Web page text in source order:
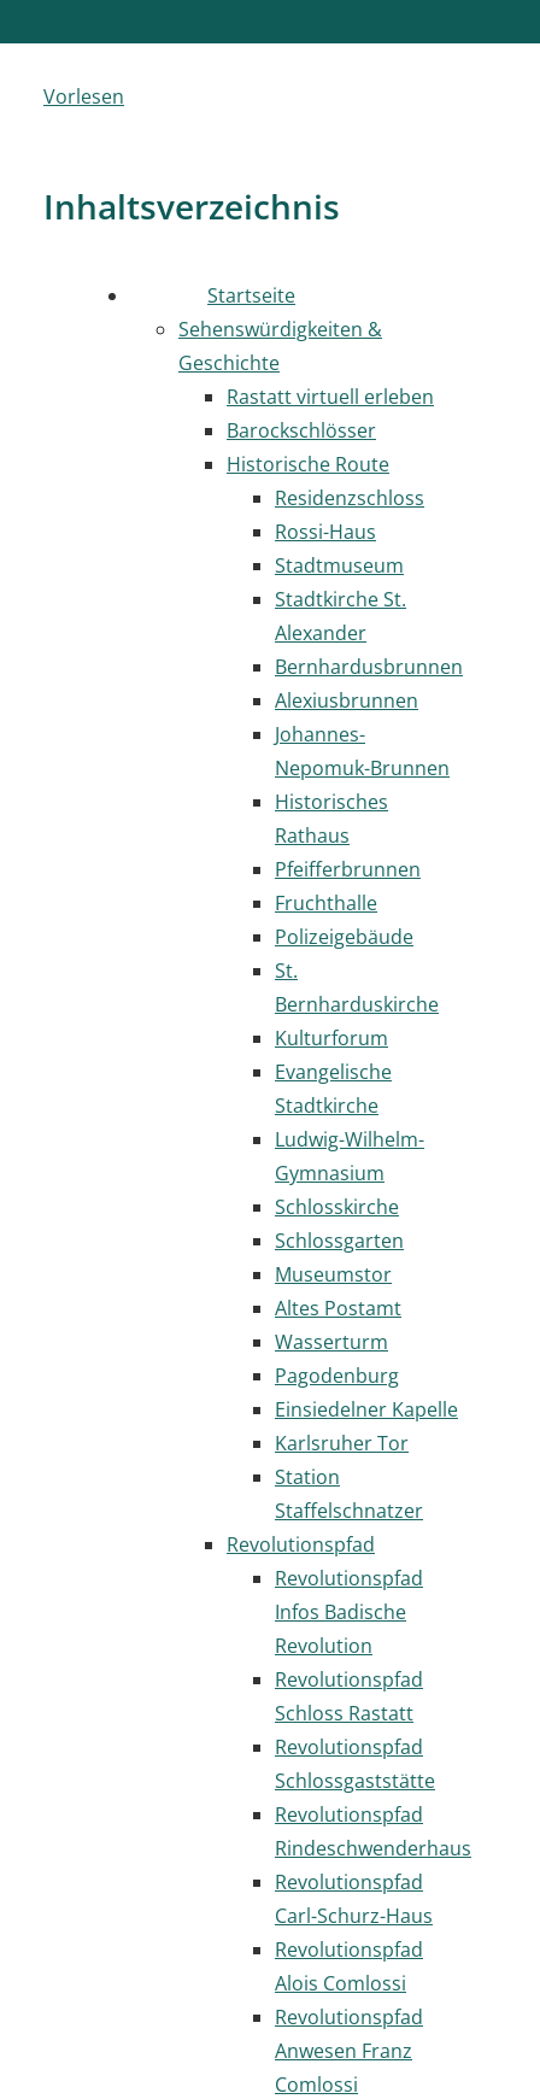
Vorlesen
Inhaltsverzeichnis
Startseite
Sehenswürdigkeiten &
Geschichte
Rastatt virtuell erleben
Barockschlösser
Historische Route
Residenzschloss
Rossi-Haus
Stadtmuseum
Stadtkirche St.
Alexander
Bernhardusbrunnen
Alexiusbrunnen
Johannes-
Nepomuk-Brunnen
Historisches
Rathaus
Pfeifferbrunnen
Fruchthalle
Polizeigebäude
St.
Bernharduskirche
Kulturforum
Evangelische
Stadtkirche
Ludwig-Wilhelm-
Gymnasium
Schlosskirche
Schlossgarten
Museumstor
Altes Postamt
Wasserturm
Pagodenburg
Einsiedelner Kapelle
Karlsruher Tor
Station
Staffelschnatzer
Revolutionspfad
Revolutionspfad
Infos Badische
Revolution
Revolutionspfad
Schloss Rastatt
Revolutionspfad
Schlossgaststätte
Revolutionspfad
Rindeschwenderhaus
Revolutionspfad
Carl-Schurz-Haus
Revolutionspfad
Alois Comlossi
Revolutionspfad
Anwesen Franz
Comlossi